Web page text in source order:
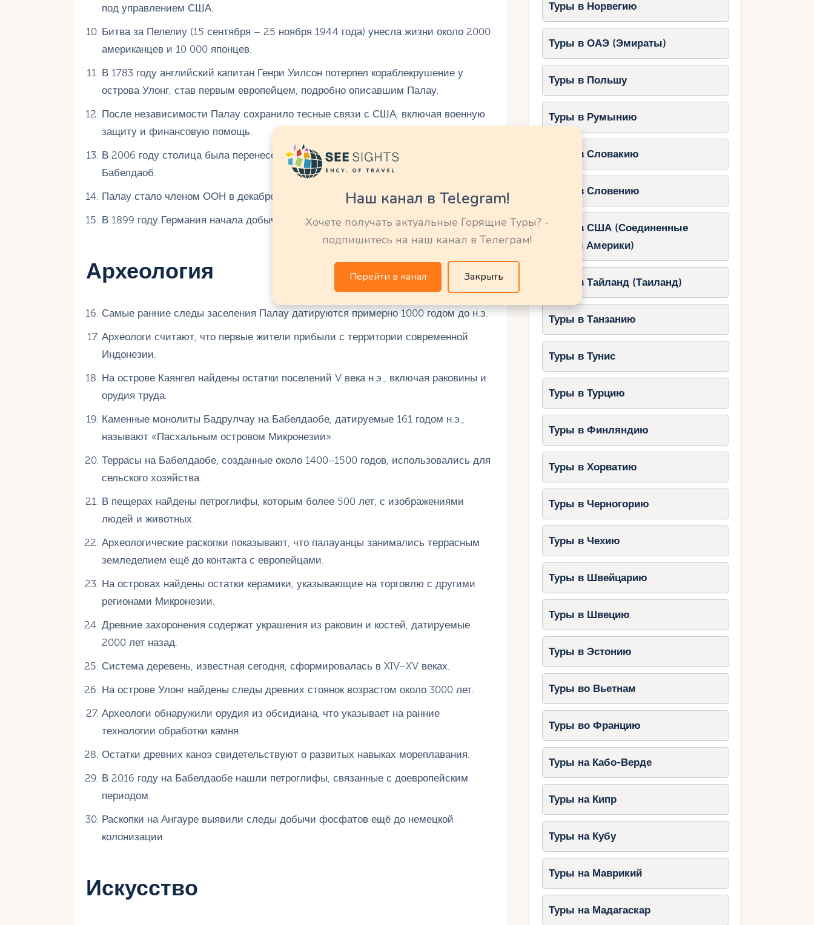
под управлением США.
Битва за Пелелиу (15 сентября – 25 ноября 1944 года) унесла жизни около 2000
американцев и 10 000 японцев.
В 1783 году английский капитан Генри Уилсон потерпел кораблекрушение у
острова Улонг, став первым европейцем, подробно описавшим Палау.
После независимости Палау сохранило тесные связи с США, включая военную
защиту и финансовую помощь.
В 2006 году столица была перенесена из Корора в Нгерулмуд на острове
Бабелдаоб.
Палау стало членом ООН в декабре 1994 года.
В 1899 году Германия начала добычу фосфатов на острове Ангаур.
Археология
Самые ранние следы заселения Палау датируются примерно 1000 годом до н.э.
Археологи считают, что первые жители прибыли с территории современной
Индонезии.
На острове Каянгел найдены остатки поселений V века н.э., включая раковины и
орудия труда.
Каменные монолиты Бадрулчау на Бабелдаобе, датируемые 161 годом н.э.,
называют «Пасхальным островом Микронезии».
Террасы на Бабелдаобе, созданные около 1400–1500 годов, использовались для
сельского хозяйства.
В пещерах найдены петроглифы, которым более 500 лет, с изображениями
людей и животных.
Археологические раскопки показывают, что палауанцы занимались террасным
земледелием ещё до контакта с европейцами.
На островах найдены остатки керамики, указывающие на торговлю с другими
регионами Микронезии.
Древние захоронения содержат украшения из раковин и костей, датируемые
2000 лет назад.
Система деревень, известная сегодня, сформировалась в XIV–XV веках.
На острове Улонг найдены следы древних стоянок возрастом около 3000 лет.
Археологи обнаружили орудия из обсидиана, что указывает на ранние
технологии обработки камня.
Остатки древних каноэ свидетельствуют о развитых навыках мореплавания.
В 2016 году на Бабелдаобе нашли петроглифы, связанные с доевропейским
периодом.
Раскопки на Ангауре выявили следы добычи фосфатов ещё до немецкой
колонизации.
Искусство
Туры в Норвегию
Туры в ОАЭ (Эмираты)
Туры в Польшу
Туры в Румынию
Туры в Словакию
Туры в Словению
Туры в США (Соединенные
Штаты Америки)
Туры в Тайланд (Таиланд)
Туры в Танзанию
Туры в Тунис
Туры в Турцию
Туры в Финляндию
Туры в Хорватию
Туры в Черногорию
Туры в Чехию
Туры в Швейцарию
Туры в Швецию
Туры в Эстонию
Туры во Вьетнам
Туры во Францию
Туры на Кабо-Верде
Туры на Кипр
Туры на Кубу
Туры на Маврикий
Туры на Мадагаскар
Наш канал в Telegram!
Хочете получать актуальные Горящие Туры? -
подпишитесь на наш канал в Телеграм!
Перейти в канал Закрыть